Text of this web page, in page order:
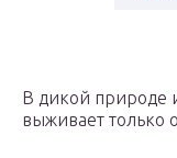
В дикой природе
выживает только